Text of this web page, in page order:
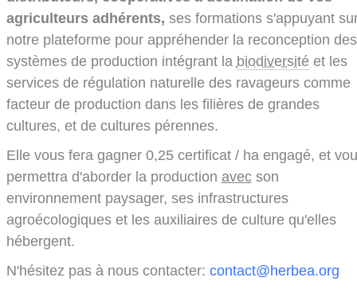
agriculteurs adhérents, ses formations s'appuyant
notre plateforme pour appréhender la reconception des
systèmes de production intégrant la biodiversitéet les
services de régulation naturelle des ravageurs comme
facteur de production dans les filières de grandes
cultures, et de cultures pérennes.
Elle vous fera gagner 0,25 certificat / ha engagé, et
permettra d'aborder la production avecson
environnement paysager, ses infrastructures
agroécologiques et les auxiliaires de culture qu'elles
hébergent.
N'hésitez pas à nous contacter: contact@herbea.org